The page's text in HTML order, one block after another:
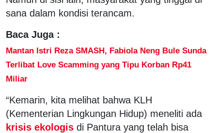
sana dalam kondisi terancam.
Baca Juga :
Mantan Istri Reza SMASH, Fabiola Neng Bule Sunda
Terlibat Love Scamming yang Tipu Korban Rp41
Miliar
“Kemarin, kita melihat bahwa KLH
(Kementerian Lingkungan Hidup) meneliti ada
krisis ekologis di Pantura yang telah bisa